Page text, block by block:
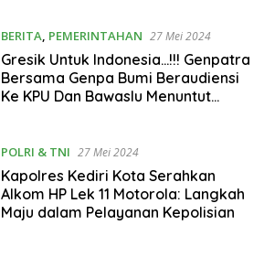
BERITA, PEMERINTAHAN 27 Mei 2024
Gresik Untuk Indonesia…!!! Genpatra
Bersama Genpa Bumi Beraudiensi
Ke KPU Dan Bawaslu Menuntut
POLRI & TNI 27 Mei 2024
Kapolres Kediri Kota Serahkan
Alkom HP Lek 11 Motorola: Langkah
Maju dalam Pelayanan Kepolisian